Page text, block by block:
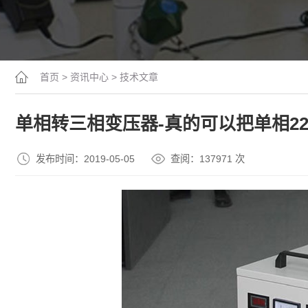
首页 > 资讯中心 > 技术文章
单相转三相变压器-真的可以把单相
发布时间：2019-05-05 查阅：137971 次